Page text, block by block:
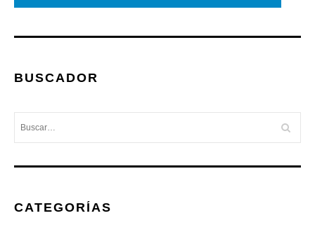
BUSCADOR
CATEGORÍAS